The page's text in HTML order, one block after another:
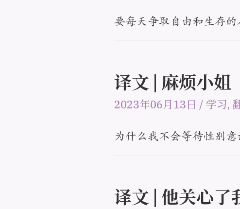
要每天争取自由和生存的
译文 | 麻烦小姐
2023年06月13日 / 学习,
为什么我不会等待性别
译文 | 他关心了